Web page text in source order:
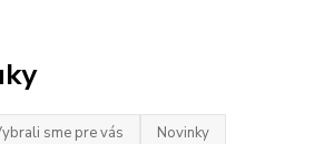
sme pre vás Novinky